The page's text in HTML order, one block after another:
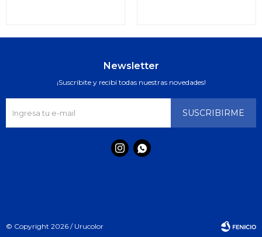
Newsletter
¡Suscribite y recibí todas nuestras novedades!
SUSCRIBIRME
 
© Copyright 2026 / Urucolor